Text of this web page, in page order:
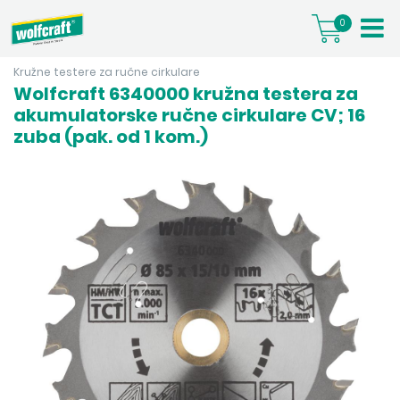
0
Kružne testere za ručne cirkulare
Wolfcraft 6340000 kružna testera za
akumulatorske ručne cirkulare CV; 16
zuba (pak. od 1 kom.)